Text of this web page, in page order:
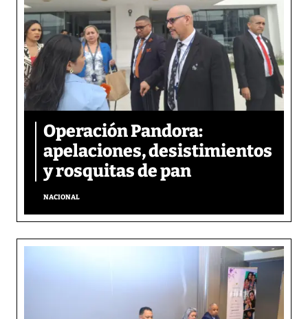
Operación Pandora:
apelaciones, desistimientos
y rosquitas de pan
NACIONAL